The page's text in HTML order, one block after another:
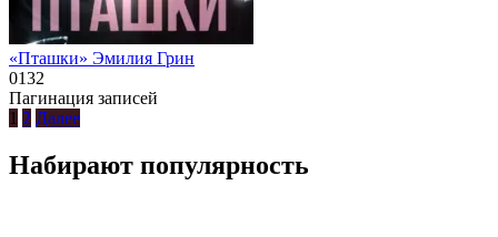
«Пташки» Эмилия Грин
0132
Пагинация записей
1 2 Далее
Набирают популярность